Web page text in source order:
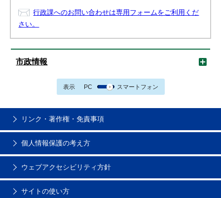
行政課へのお問い合わせは専用フォームをご利用くだ
さい。
市政情報
表示 PC スマートフォン
リンク・著作権・免責事項
個人情報保護の考え方
ウェブアクセシビリティ方針
サイトの使い方